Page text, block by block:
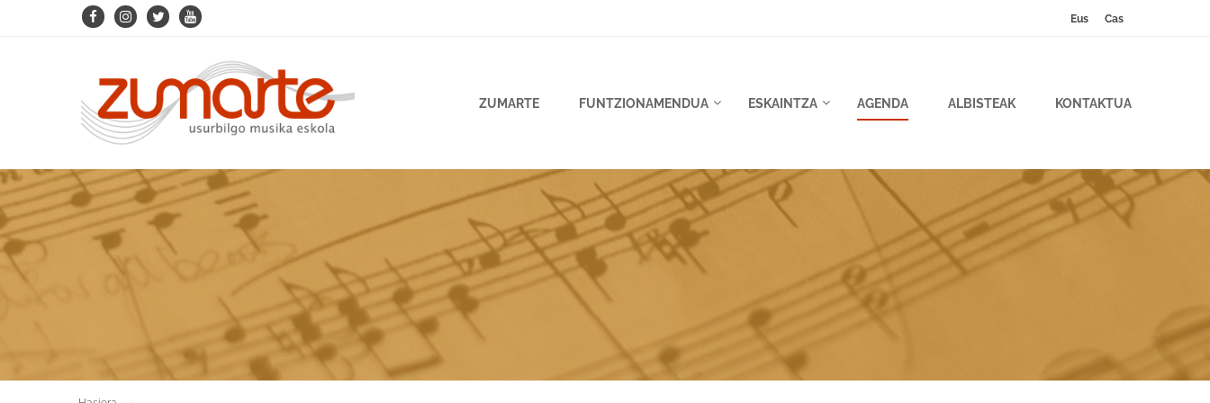
Eus Cas
ZUMARTE FUNTZIONAMENDUA ESKAINTZA AGENDA ALBISTEAK KONTAKTUA